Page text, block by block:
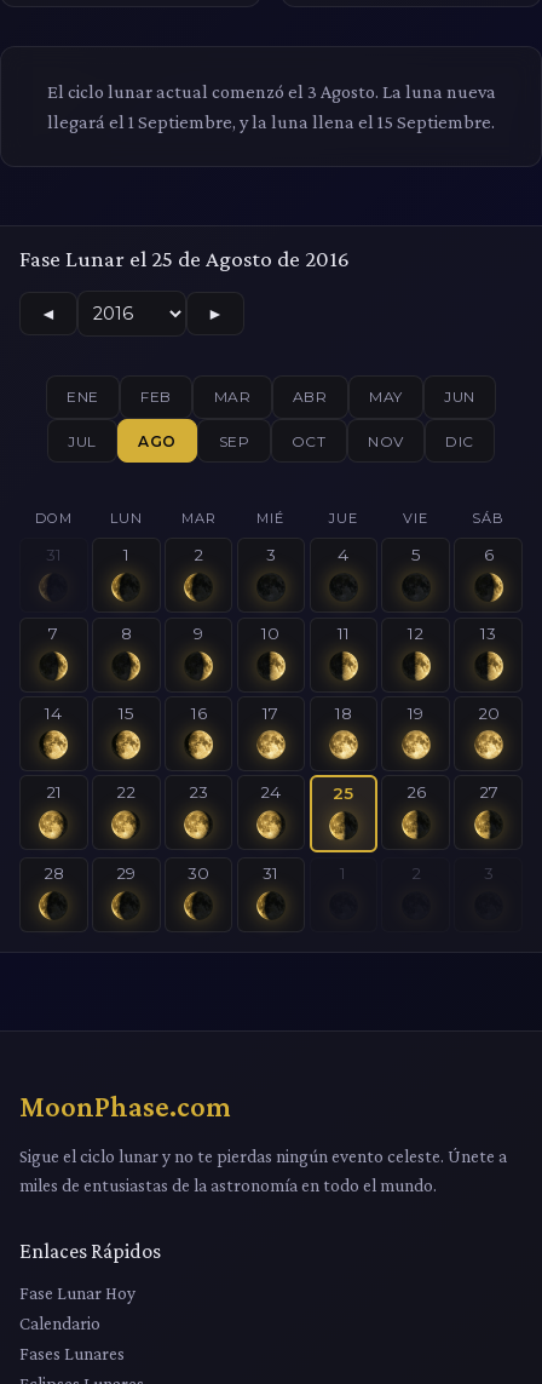
El ciclo lunar actual comenzó el 3 Agosto. La luna nueva
llegará el 1 Septiembre, y la luna llena el 15 Septiembre.
Fase Lunar el 25 de Agosto de 2016
◄ ►
ENE FEB MAR ABR MAY JUN
JUL AGO SEP OCT NOV DIC
DOM LUN MAR MIÉ JUE VIE SÁB
31 1 2 3 4 5 6
7 8 9 10 11 12 13
14 15 16 17 18 19 20
21 22 23 24 25 26 27
28 29 30 31 1 2 3
MoonPhase.com
Sigue el ciclo lunar y no te pierdas ningún evento celeste. Únete a
miles de entusiastas de la astronomía en todo el mundo.
Enlaces Rápidos
Fase Lunar Hoy
Calendario
Fases Lunares